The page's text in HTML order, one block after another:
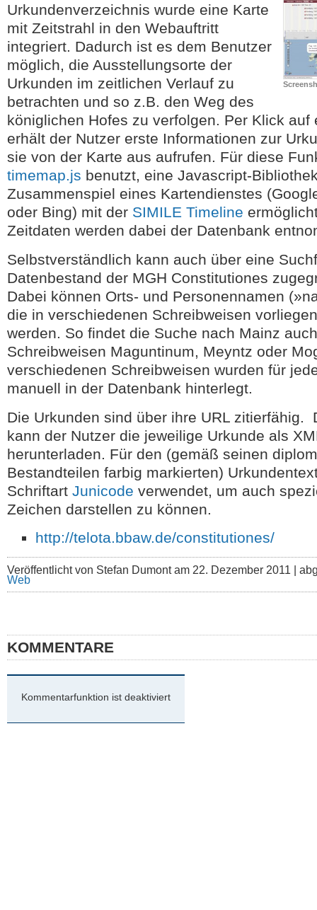
Urkundenverzeichnis wurde eine Karte
mit Zeitstrahl in den Webauftritt
integriert. Dadurch ist es dem Benutzer
möglich, die Ausstellungsorte der
Urkunden im zeitlichen Verlauf zu
betrachten und so z.B. den Weg des
königlichen Hofes zu verfolgen. Per Klick auf
erhält der Nutzer erste Informationen zur
sie von der Karte aus aufrufen. Für diese
timemap.js benutzt, eine Javascript-
Zusammenspiel eines Kartendienstes
oder Bing) mit der SIMILE Timeline
Zeitdaten werden dabei der Datenbank
Selbstverständlich kann auch über eine
Datenbestand der MGH Constitutiones
Dabei können Orts- und Personennamen
die in verschiedenen Schreibweisen
werden. So findet die Suche nach Mainz
Schreibweisen Maguntinum, Meyntz oder
verschiedenen Schreibweisen wurden für
manuell in der Datenbank hinterlegt.
Die Urkunden sind über ihre URL zitierfähig.
kann der Nutzer die jeweilige Urkunde als
herunterladen. Für den (gemäß seinen
Bestandteilen farbig markierten)
Schriftart Junicode verwendet, um auch
Zeichen darstellen zu können.
http://telota.bbaw.de/constitutiones/
Veröffentlicht von Stefan Dumont am 22. Dezember 2011 |
Web
KOMMENTARE
Kommentarfunktion ist deaktiviert